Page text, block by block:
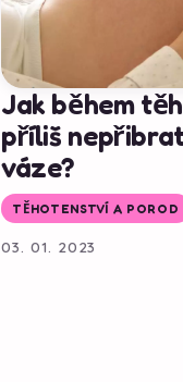
Jak během
příliš
váze?
TĚHOTENSTVÍ A POROD
03. 01. 2023